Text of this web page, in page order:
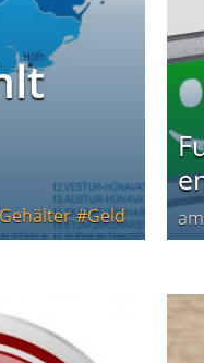
Geld am